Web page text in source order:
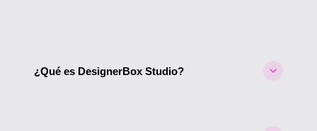
¿Qué es DesignerBox Studio?